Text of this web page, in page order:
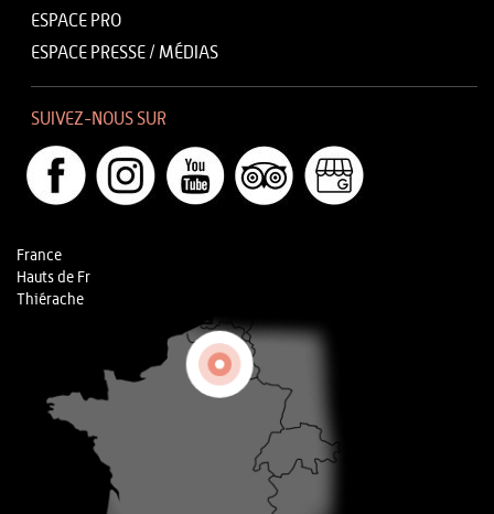
ESPACE PRO
ESPACE PRESSE / MÉDIAS
SUIVEZ-NOUS SUR
France
Hauts de Fr
Thiérache